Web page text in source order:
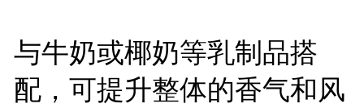
与牛奶或椰奶等乳制品搭
配，可提升整体的香气和风